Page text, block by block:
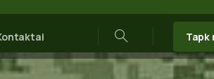
Search
Tapk